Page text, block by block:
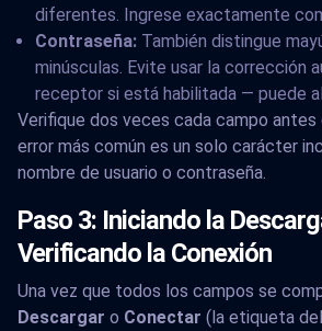
diferentes. Ingrese exactamente
Contraseña: También distingue
minúsculas. Evite usar la corrección
receptor si está habilitada — puede
Verifique dos veces cada campo antes
error más común es un solo carácter
nombre de usuario o contraseña.
Paso 3: Iniciando la
Verificando la Conexión
Una vez que todos los campos se
Descargar o Conectar (la etiqueta